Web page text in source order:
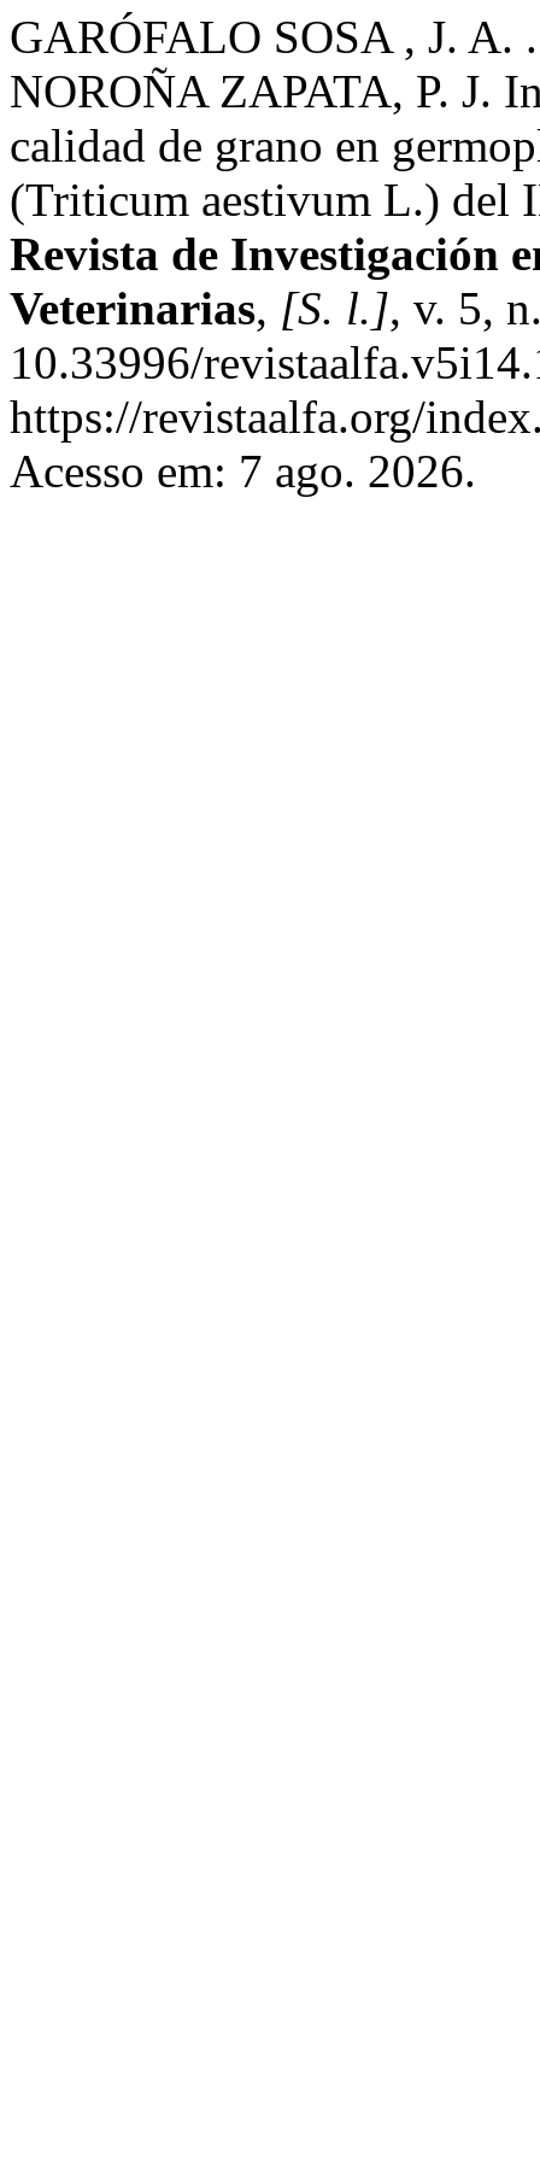
GARÓFALO SOSA , J.
NOROÑA ZAPATA, P. J.
calidad de grano en
(Triticum aestivum L.) del
Revista de Investigación
Veterinarias, [S. l.], v. 5,
10.33996/
https://revistaalfa.org/
Acesso em: 7 ago. 2026.